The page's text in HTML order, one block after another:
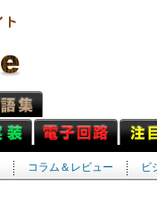
コラム＆レビュー ビ